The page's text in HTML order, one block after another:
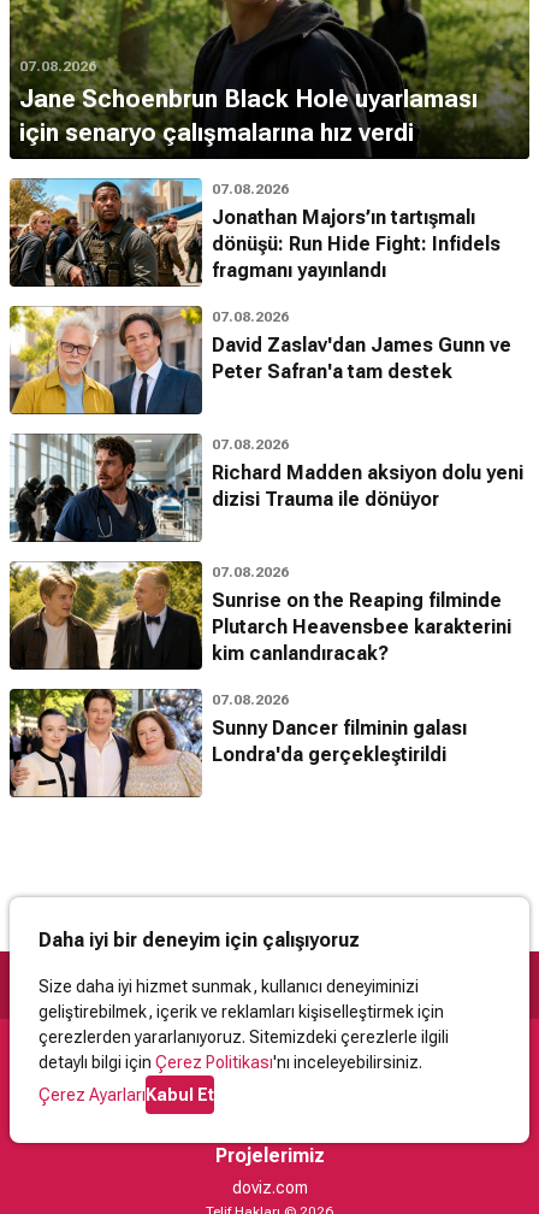
07.08.2026
Jane Schoenbrun Black Hole uyarlaması
için senaryo çalışmalarına hız verdi
07.08.2026
Jonathan Majors’ın tartışmalı
dönüşü: Run Hide Fight: Infidels
fragmanı yayınlandı
07.08.2026
David Zaslav'dan James Gunn ve
Peter Safran'a tam destek
07.08.2026
Richard Madden aksiyon dolu yeni
dizisi Trauma ile dönüyor
07.08.2026
Sunrise on the Reaping filminde
Plutarch Heavensbee karakterini
kim canlandıracak?
07.08.2026
Sunny Dancer filminin galası
Londra'da gerçekleştirildi
Daha iyi bir deneyim için çalışıyoruz
Size daha iyi hizmet sunmak, kullanıcı deneyiminizi
geliştirebilmek, içerik ve reklamları kişiselleştirmek için
çerezlerden yararlanıyoruz. Sitemizdeki çerezlerle ilgili
detaylı bilgi için Çerez Politikası'nı inceleyebilirsiniz.
Çerez AyarlarıKabul Et
Destek
İletişimYardımKullanıcı Sözleşmesi
Projelerimiz
doviz.com